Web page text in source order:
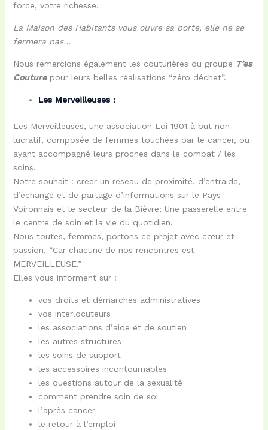
force, votre richesse.
La Maison des Habitants vous ouvre sa porte, elle ne se
fermera pas…
Nous remercions également les couturières du groupe T’es
Couture pour leurs belles réalisations “zéro déchet”.
Les Merveilleuses :
Les Merveilleuses, une association Loi 1901 à but non
lucratif, composée de femmes touchées par le cancer, ou
ayant accompagné leurs proches dans le combat / les
soins.
Notre souhait : créer un réseau de proximité, d’entraide,
d’échange et de partage d’informations sur le Pays
Voironnais et le secteur de la Bièvre; Une passerelle entre
le centre de soin et la vie du quotidien.
Nous toutes, femmes, portons ce projet avec cœur et
passion, “Car chacune de nos rencontres est
MERVEILLEUSE.”
Elles vous informent sur :
vos droits et démarches administratives
vos interlocuteurs
les associations d’aide et de soutien
les autres structures
les soins de support
les accessoires incontournables
les questions autour de la sexualité
comment prendre soin de soi
l’après cancer
le retour à l’emploi